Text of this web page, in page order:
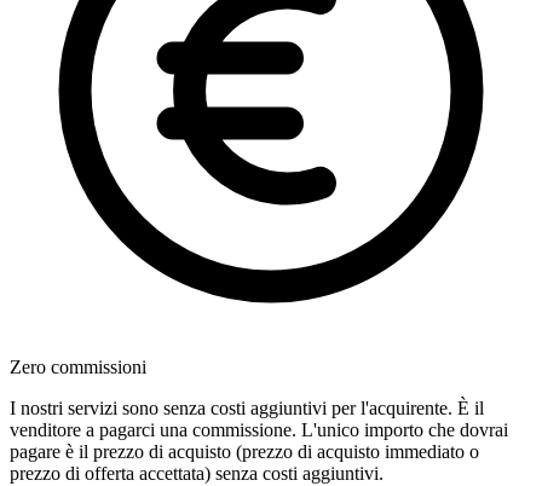
Zero commissioni
I nostri servizi sono senza costi aggiuntivi per l'acquirente. È il
venditore a pagarci una commissione. L'unico importo che dovrai
pagare è il prezzo di acquisto (prezzo di acquisto immediato o
prezzo di offerta accettata) senza costi aggiuntivi.